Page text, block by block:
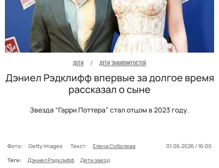
ДЕТИ / ДЕТИ ЗНАМЕНИТОСТЕЙ
Дэниел Рэдклифф впервые за долгое время
рассказал о сыне
Звезда “Гарри Поттера” стал отцом в 2023 году.
Фото: Getty Images Текст: Елена Соболева
01.06.2026 / 16:00
Теги:
Дэниел Рэдклифф Дети звезд